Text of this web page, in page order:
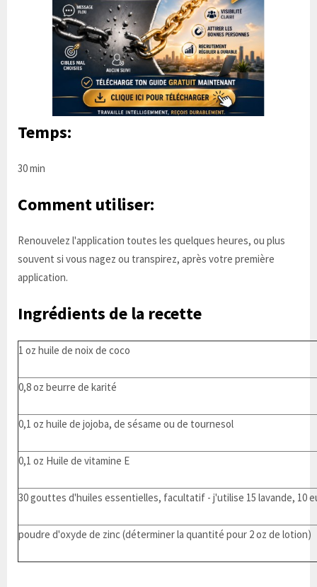
Temps:
30 min
Comment utiliser:
Renouvelez l'application toutes les quelques heures, ou plus
souvent si vous nagez ou transpirez, après votre première
application.
Ingrédients de la recette
1 oz huile de noix de coco
0,8 oz beurre de karité
0,1 oz huile de jojoba, de sésame ou de tournesol
0,1 oz Huile de vitamine E
30 gouttes d'huiles essentielles, facultatif - j'utilise 15 lavande, 10
poudre d'oxyde de zinc (déterminer la quantité pour 2 oz de lotion)